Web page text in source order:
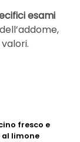
esami
fresco e
limone